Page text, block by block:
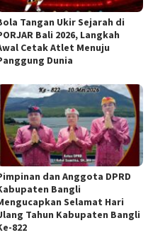
Tangan Ukir Sejarah di
Bali 2026, Langkah
Cetak Atlet Menuju
Dunia
dan Anggota DPRD
Bangli
Selamat Hari
Tahun Kabupaten Bangli
822